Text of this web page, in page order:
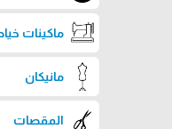
ماكينات
مانيكان
المقصات